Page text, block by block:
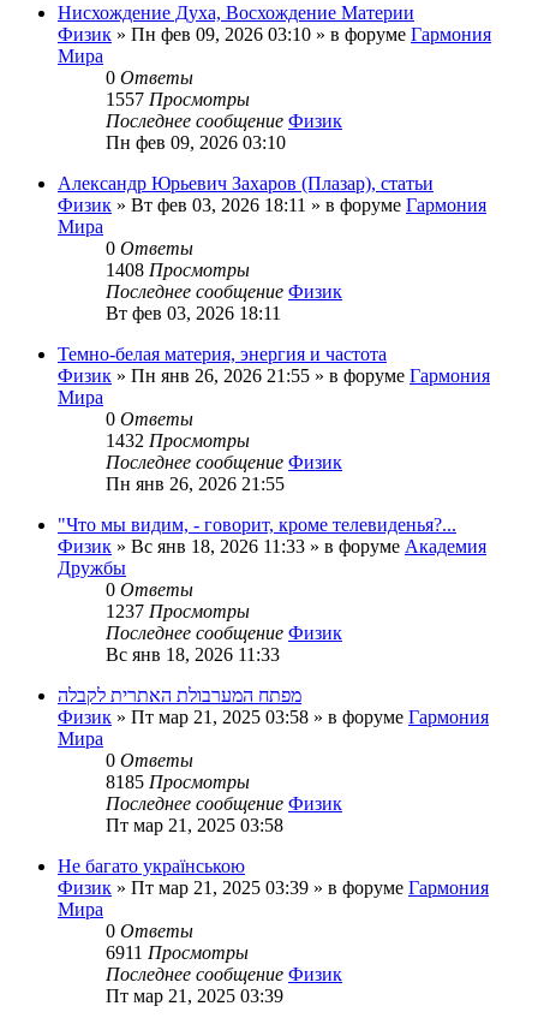
Нисхождение Духа, Восхождение Материи
Физик » Пн фев 09, 2026 03:10 » в форуме Гармония
Мира
0 Ответы
1557 Просмотры
Последнее сообщение Физик
Пн фев 09, 2026 03:10
Александр Юрьевич Захаров (Плазар), статьи
Физик » Вт фев 03, 2026 18:11 » в форуме Гармония
Мира
0 Ответы
1408 Просмотры
Последнее сообщение Физик
Вт фев 03, 2026 18:11
Темно-белая материя, энергия и частота
Физик » Пн янв 26, 2026 21:55 » в форуме Гармония
Мира
0 Ответы
1432 Просмотры
Последнее сообщение Физик
Пн янв 26, 2026 21:55
"Что мы видим, - говорит, кроме телевиденья?...
Физик » Вс янв 18, 2026 11:33 » в форуме Академия
Дружбы
0 Ответы
1237 Просмотры
Последнее сообщение Физик
Вс янв 18, 2026 11:33
מפתח המערבולת האתרית לקבלה
Физик » Пт мар 21, 2025 03:58 » в форуме Гармония
Мира
0 Ответы
8185 Просмотры
Последнее сообщение Физик
Пт мар 21, 2025 03:58
Не багато українською
Физик » Пт мар 21, 2025 03:39 » в форуме Гармония
Мира
0 Ответы
6911 Просмотры
Последнее сообщение Физик
Пт мар 21, 2025 03:39